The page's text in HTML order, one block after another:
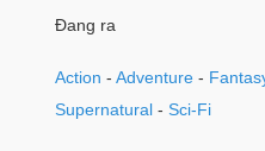
Đang ra
Action -Adventure -
Supernatural -Sci-Fi